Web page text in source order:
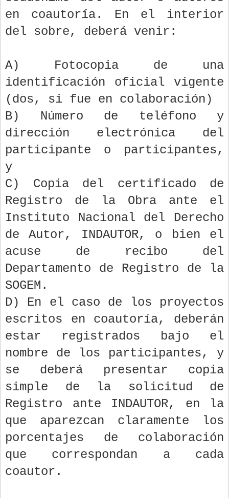
en coautoría. En el interior
del sobre, deberá venir:
A) Fotocopia de una
identificación oficial vigente
(dos, si fue en colaboración)
B) Número de teléfono y
dirección electrónica del
participante o participantes,
y
C) Copia del certificado de
Registro de la Obra ante el
Instituto Nacional del Derecho
de Autor, INDAUTOR, o bien el
acuse de recibo del
Departamento de Registro de la
SOGEM.
D) En el caso de los proyectos
escritos en coautoría, deberán
estar registrados bajo el
nombre de los participantes, y
se deberá presentar copia
simple de la solicitud de
Registro ante INDAUTOR, en la
que aparezcan claramente los
porcentajes de colaboración
que correspondan a cada
coautor.